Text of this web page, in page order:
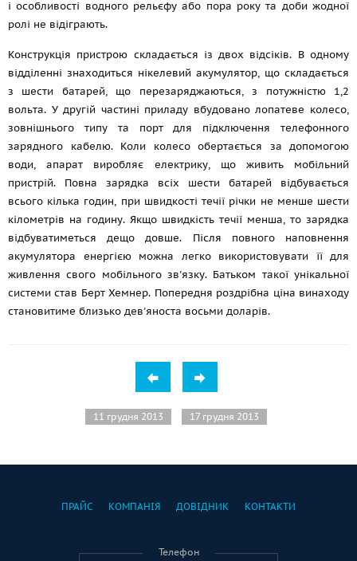
і особливості водного рельєфу або пора року та доби жодної
ролі не відіграють.
Конструкція пристрою складається із двох відсіків. В одному
відділенні знаходиться нікелевий акумулятор, що складається
з шести батарей, що перезаряджаються, з потужністю 1,2
вольта. У другій частині приладу вбудовано лопатеве колесо,
зовнішнього типу та порт для підключення телефонного
зарядного кабелю. Коли колесо обертається за допомогою
води, апарат виробляє електрику, що живить мобільний
пристрій. Повна зарядка всіх шести батарей відбувається
всього кілька годин, при швидкості течії річки не менше шести
кілометрів на годину. Якщо швидкість течії менша, то зарядка
відбуватиметься дещо довше. Після повного наповнення
акумулятора енергією можна легко використовувати її для
живлення свого мобільного зв'язку. Батьком такої унікальної
системи став Берт Хемнер. Попередня роздрібна ціна винаходу
становитиме близько дев'яноста восьми доларів.
11 грудня 2013 17 грудня 2013
ПРАЙС КОМПАНІЯ ДОВІДНИК КОНТАКТИ
Телефон